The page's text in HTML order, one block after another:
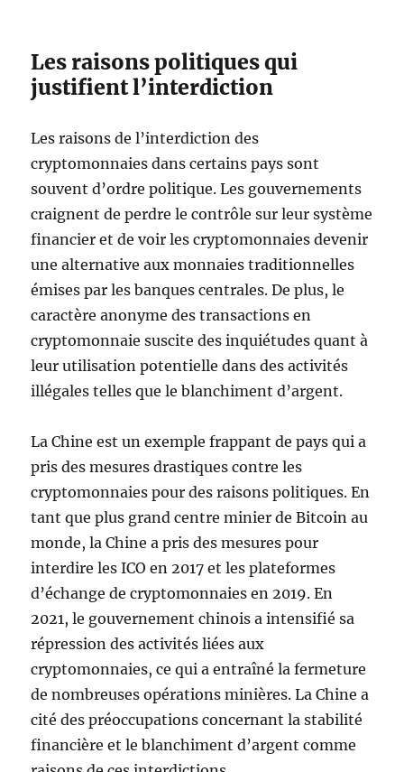
Les raisons politiques qui
justifient l’interdiction
Les raisons de l’interdiction des
cryptomonnaies dans certains pays sont
souvent d’ordre politique. Les gouvernements
craignent de perdre le contrôle sur leur système
financier et de voir les cryptomonnaies devenir
une alternative aux monnaies traditionnelles
émises par les banques centrales. De plus, le
caractère anonyme des transactions en
cryptomonnaie suscite des inquiétudes quant à
leur utilisation potentielle dans des activités
illégales telles que le blanchiment d’argent.
La Chine est un exemple frappant de pays qui a
pris des mesures drastiques contre les
cryptomonnaies pour des raisons politiques. En
tant que plus grand centre minier de Bitcoin au
monde, la Chine a pris des mesures pour
interdire les ICO en 2017 et les plateformes
d’échange de cryptomonnaies en 2019. En
2021, le gouvernement chinois a intensifié sa
répression des activités liées aux
cryptomonnaies, ce qui a entraîné la fermeture
de nombreuses opérations minières. La Chine a
cité des préoccupations concernant la stabilité
financière et le blanchiment d’argent comme